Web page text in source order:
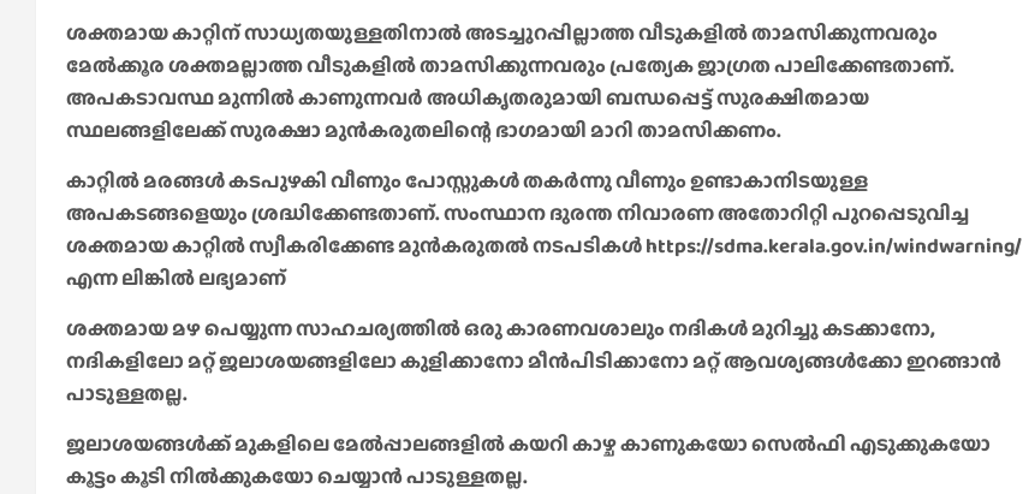
ശക്തമായ കാറ്റിന് സാധ്യതയുള്ളതിനാൽ അടച്ചുറപ്പില്ലാത്ത വീടുകളിൽ താമസിക്കുന്നവരും
മേൽക്കൂര ശക്തമല്ലാത്ത വീടുകളിൽ താമസിക്കുന്നവരും പ്രത്യേക ജാഗ്രത പാലിക്കേണ്ടതാണ്.
അപകടാവസ്ഥ മുന്നിൽ കാണുന്നവർ അധികൃതരുമായി ബന്ധപ്പെട്ട് സുരക്ഷിതമായ
സ്ഥലങ്ങളിലേക്ക് സുരക്ഷാ മുൻകരുതലിന്റെ ഭാഗമായി മാറി താമസിക്കണം.
കാറ്റിൽ മരങ്ങൾ കടപുഴകി വീണും പോസ്റ്റുകൾ തകർന്നു വീണും ഉണ്ടാകാനിടയുള്ള
അപകടങ്ങളെയും ശ്രദ്ധിക്കേണ്ടതാണ്. സംസ്ഥാന ദുരന്ത നിവാരണ അതോറിറ്റി പുറപ്പെടുവിച്ച
ശക്തമായ കാറ്റിൽ സ്വീകരിക്കേണ്ട മുൻകരുതൽ നടപടികൾ https://sdma.kerala.gov.in/windwarning/
എന്ന ലിങ്കിൽ ലഭ്യമാണ്
ശക്തമായ മഴ പെയ്യുന്ന സാഹചര്യത്തിൽ ഒരു കാരണവശാലും നദികൾ മുറിച്ചു കടക്കാനോ,
നദികളിലോ മറ്റ് ജലാശയങ്ങളിലോ കുളിക്കാനോ മീൻപിടിക്കാനോ മറ്റ് ആവശ്യങ്ങൾക്കോ ഇറങ്ങാൻ
പാടുള്ളതല്ല.
ജലാശയങ്ങൾക്ക് മുകളിലെ മേൽപ്പാലങ്ങളിൽ കയറി കാഴ്ച കാണുകയോ സെൽഫി എടുക്കുകയോ
കൂട്ടം കൂടി നിൽക്കുകയോ ചെയ്യാൻ പാടുള്ളതല്ല.